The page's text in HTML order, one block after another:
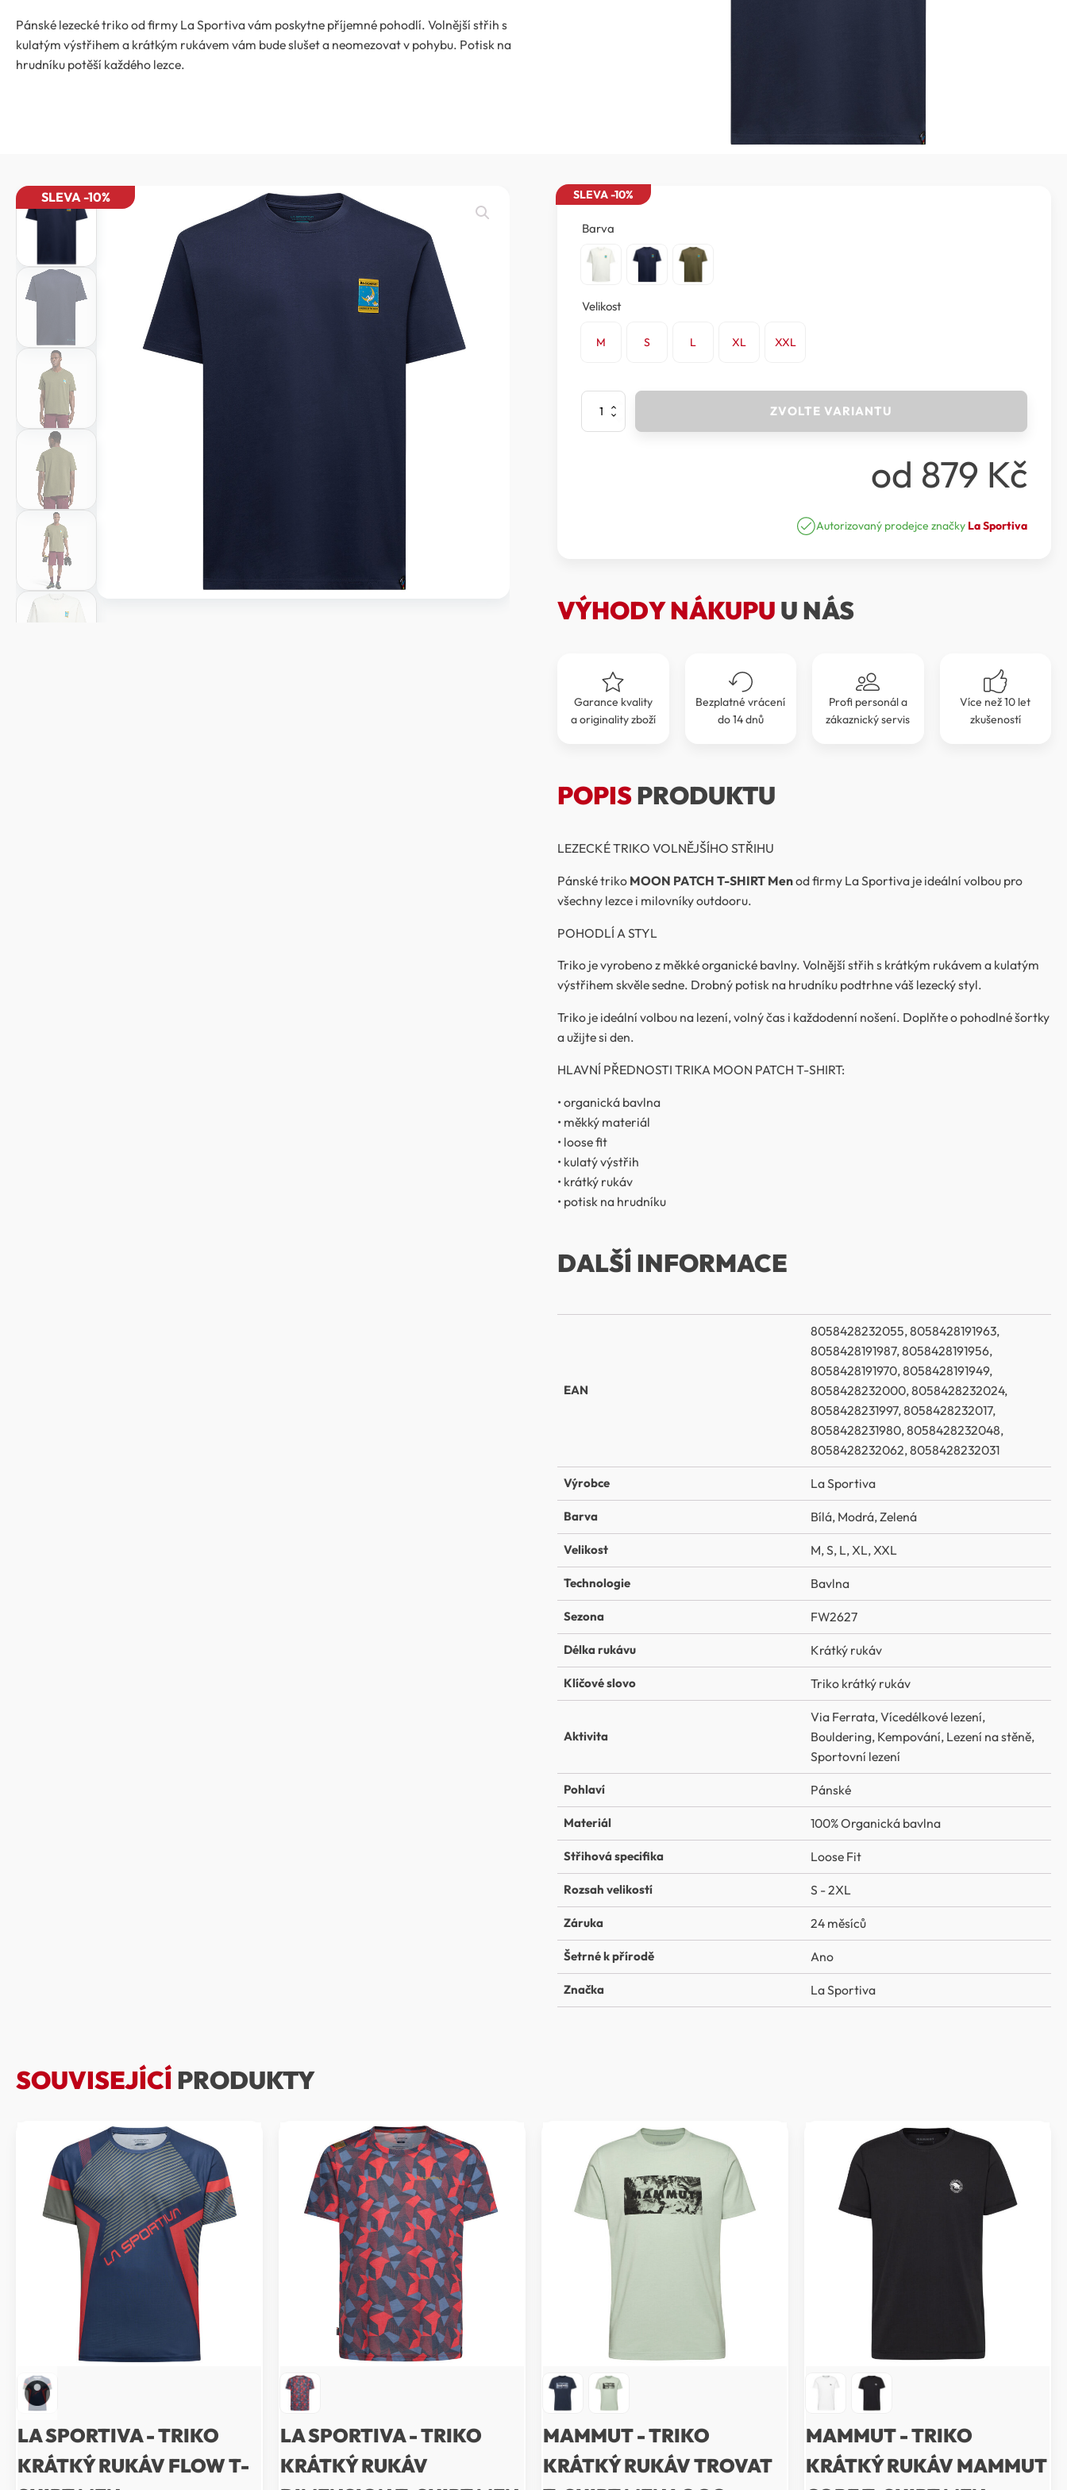
Pánské lezecké triko od firmy La Sportiva vám poskytne příjemné pohodlí. Volnější střih s
kulatým výstřihem a krátkým rukávem vám bude slušet a neomezovat v pohybu. Potisk na
hrudníku potěší každého lezce.
SLEVA -10% SLEVA -10%
Barva
Velikost
M S L XL XXL
Sportiva
-
ZVOLTE VARIANTU
od 879 Kč
Autorizovaný prodejce značky La Sportiva
VÝHODY NÁKUPU U NÁS
Garance kvality
a originality zboží
Bezplatné vrácení
do 14 dnů
Profi personál a
zákaznický servis
Více než 10 let
zkušeností
POPISPRODUKTU
LEZECKÉ TRIKO VOLNĚJŠÍHO STŘIHU
Pánské triko MOON PATCH T-SHIRT Menod firmy La Sportiva je ideální volbou pro
všechny lezce i milovníky outdooru.
POHODLÍ A STYL
Triko je vyrobeno z měkké organické bavlny. Volnější střih s krátkým rukávem a kulatým
výstřihem skvěle sedne. Drobný potisk na hrudníku podtrhne váš lezecký styl.
Triko je ideální volbou na lezení, volný čas i každodenní nošení. Doplňte o pohodlné šortky
a užijte si den.
HLAVNÍ PŘEDNOSTI TRIKA MOON PATCH T-SHIRT:
• organická bavlna
• měkký materiál
• loose fit
• kulatý výstřih
• krátký rukáv
• potisk na hrudníku
DALŠÍ INFORMACE
EAN
8058428232055, 8058428191963,
8058428191987, 8058428191956,
8058428191970, 8058428191949,
8058428232000, 8058428232024,
8058428231997, 8058428232017,
8058428231980, 8058428232048,
8058428232062, 8058428232031
Výrobce La Sportiva
Barva Bílá, Modrá, Zelená
Velikost M, S, L, XL, XXL
Technologie Bavlna
Sezona FW2627
Délka rukávu Krátký rukáv
Klíčové slovo Triko krátký rukáv
Aktivita
Via Ferrata, Vícedélkové lezení,
Bouldering, Kempování, Lezení na stěně,
Sportovní lezení
Pohlaví Pánské
Materiál 100% Organická bavlna
Střihová specifika Loose Fit
Rozsah velikostí S - 2XL
Záruka 24 měsíců
Šetrné k přírodě Ano
Značka La Sportiva
SOUVISEJÍCÍ PRODUKTY
LA SPORTIVA - TRIKO
KRÁTKÝ RUKÁV FLOW T-
LA SPORTIVA - TRIKO
KRÁTKÝ RUKÁV
MAMMUT - TRIKO
KRÁTKÝ RUKÁV TROVAT
MAMMUT - TRIKO
KRÁTKÝ RUKÁV MAMMUT